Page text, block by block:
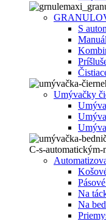
S
Umývačky
Na
Na